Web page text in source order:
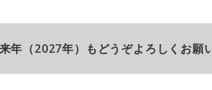
年（2027年）もどうぞよろしくお願